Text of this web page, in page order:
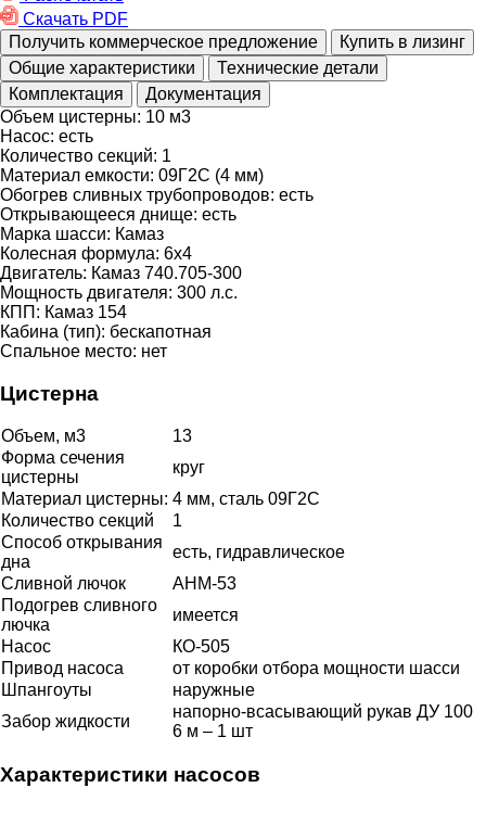
Скачать PDF
Получить коммерческое предложение
Купить в лизинг
Общие характеристики
Технические детали
Комплектация
Документация
Объем цистерны: 10 м3
Насос: есть
Количество секций: 1
Материал емкости: 09Г2С (4 мм)
Обогрев сливных трубопроводов: есть
Открывающееся днище: есть
Марка шасси: Камаз
Колесная формула: 6х4
Двигатель: Камаз 740.705-300
Мощность двигателя: 300 л.с.
КПП: Камаз 154
Кабина (тип): бескапотная
Спальное место: нет
Цистерна
Объем, м3
13
Форма сечения
цистерны
круг
Материал цистерны: 4 мм, сталь 09Г2С
Количество секций
1
Способ открывания
дна
есть, гидравлическое
Сливной лючок
АНМ-53
Подогрев сливного
лючка
имеется
Насос
КО-505
Привод насоса
от коробки отбора мощности шасси
Шпангоуты
наружные
Забор жидкости
напорно-всасывающий рукав ДУ 100
6 м – 1 шт
Характеристики насосов